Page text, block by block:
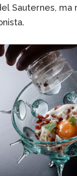
Sauternes, ma